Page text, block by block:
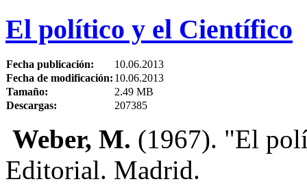
El político y el Científico
Fecha publicación:
10.06.2013
Fecha de modificación: 10.06.2013
Tamaño:
2.49 MB
Descargas:
207385
Weber, M. (1967). "El
Editorial. Madrid.